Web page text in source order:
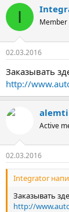
т
т
е
м
ы
т
н
а
л
а
I Member
02.03.2016
Заказывать
http://
Active
02.03.2016
Integrator
Заказывать
http://